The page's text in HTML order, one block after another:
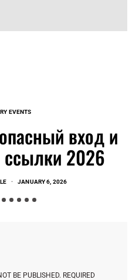
EVENTS
вход и
ссылки 2026
JANUARY 6, 2026
BE PUBLISHED. REQUIRED